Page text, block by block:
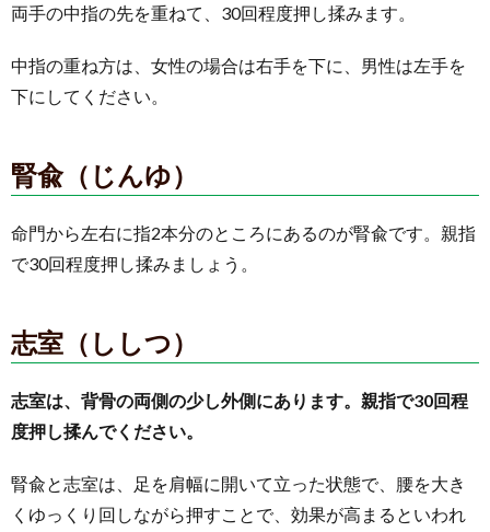
両手の中指の先を重ねて、30回程度押し揉みます。
中指の重ね方は、女性の場合は右手を下に、男性は左手を
下にしてください。
腎兪（じんゆ）
命門から左右に指2本分のところにあるのが腎兪です。親指
で30回程度押し揉みましょう。
志室（ししつ）
志室は、背骨の両側の少し外側にあります。親指で30回程
度押し揉んでください。
腎兪と志室は、足を肩幅に開いて立った状態で、腰を大き
くゆっくり回しながら押すことで、効果が高まるといわれ